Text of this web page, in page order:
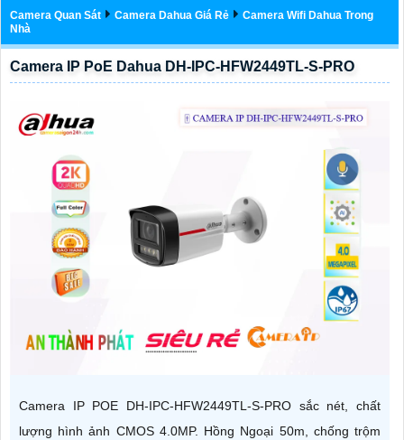
Camera Quan Sát Camera Dahua Giá Rẻ
Camera Wifi Dahua Trong
Nhà
Camera IP PoE Dahua DH-IPC-HFW2449TL-S-PRO
Camera IP POE DH-IPC-HFW2449TL-S-PRO sắc nét, chất
lượng hình ảnh CMOS 4.0MP. Hồng Ngoại 50m, chống trộm